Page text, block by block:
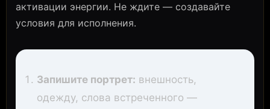
активации энергии. Не ждите — создавайте
условия для исполнения.
Запишите портрет: внешность,
одежду, слова встреченного —